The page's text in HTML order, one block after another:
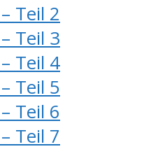
Teil 2
Teil 3
Teil 4
Teil 5
Teil 6
Teil 7